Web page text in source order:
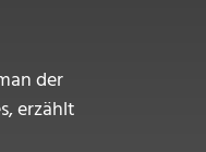
der
erzählt